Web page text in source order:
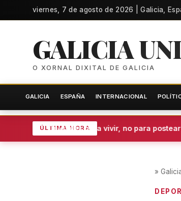
viernes, 7 de agosto de 2026 | Galicia,
GALICIA
O XORNAL DIXITAL DE GALICIA
GALICIA ESPAÑA INTERNACIONAL
ÚLTIMA HORA
Ciudades para vivir, no para postear
»